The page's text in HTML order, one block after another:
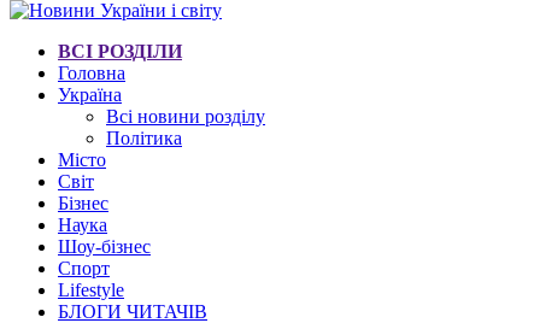
ВСІ РОЗДІЛИ
Головна
Україна
Всі новини розділу
Політика
Місто
Світ
Бізнес
Наука
Шоу-бізнес
Спорт
Lifestyle
БЛОГИ ЧИТАЧІВ